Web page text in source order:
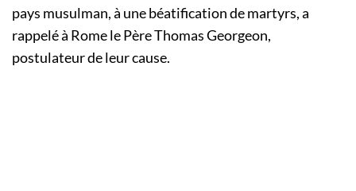
pays musulman, à une béatification de martyrs, a
rappelé à Rome le Père Thomas Georgeon,
postulateur de leur cause.